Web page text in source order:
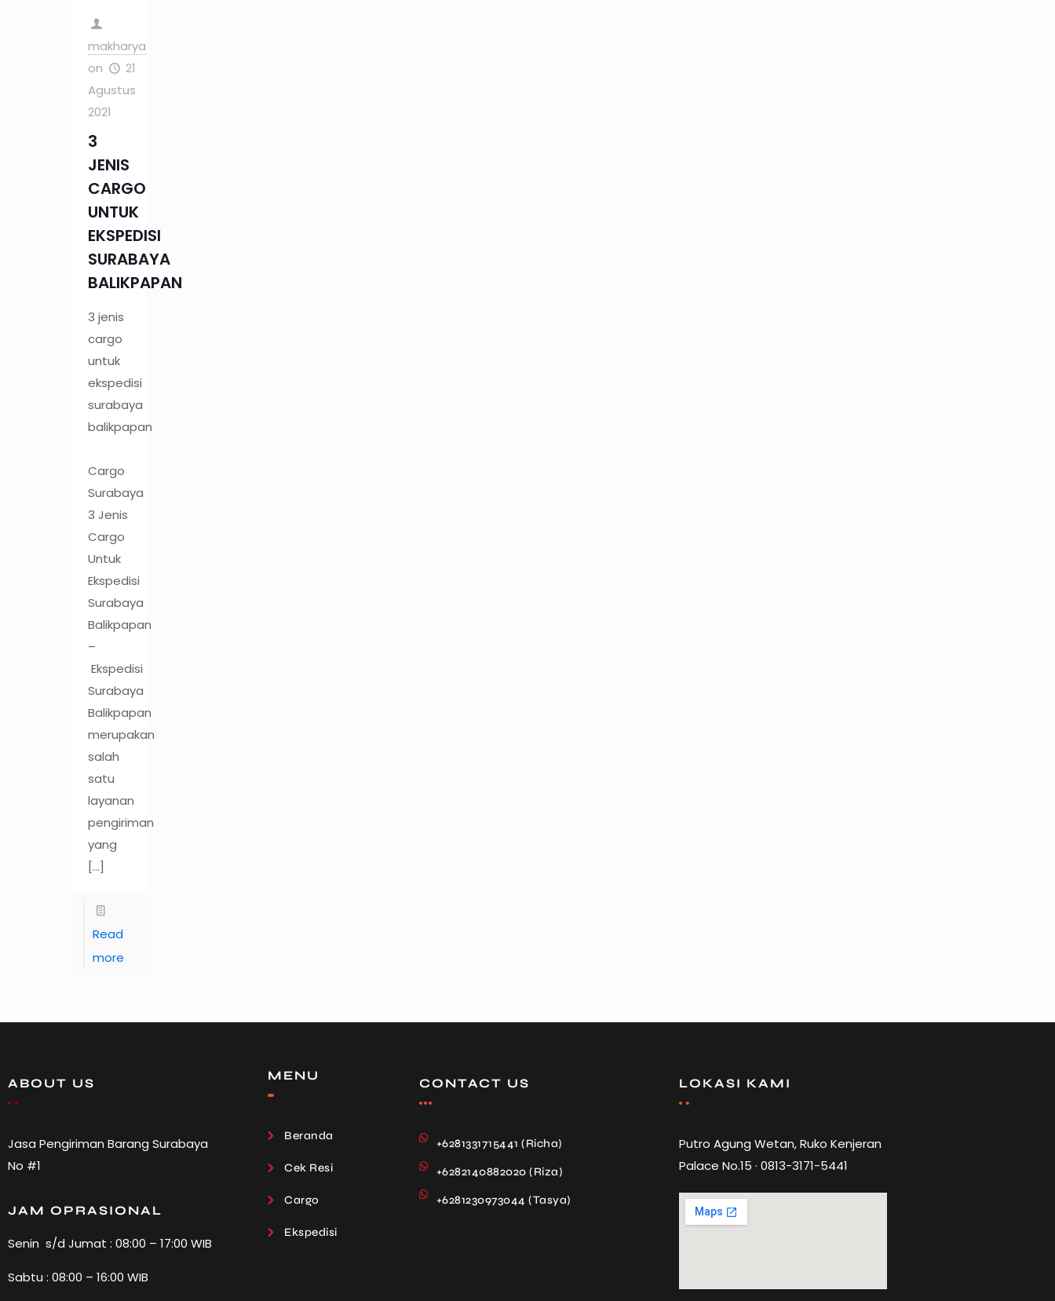
makharya
on
21
Agustus
2021
3
JENIS
CARGO
UNTUK
EKSPEDISI
SURABAYA
BALIKPAPAN
3 jenis
cargo
untuk
ekspedisi
surabaya
balikpapan
Cargo
Surabaya
3 Jenis
Cargo
Untuk
Ekspedisi
Surabaya
Balikpapan
–
Ekspedisi
Surabaya
Balikpapan
merupakan
salah
satu
layanan
pengiriman
yang
[…]
Read
more
ABOUT US
Jasa Pengiriman Barang Surabaya
No #1
JAM OPRASIONAL
Senin s/d Jumat : 08:00 – 17:00 WIB
Sabtu : 08:00 – 16:00 WIB
MENU
Beranda
Cek Resi
Cargo
Ekspedisi
CONTACT US
+6281331715441 (Richa)
+6282140882020 (Riza)
+6281230973044 (Tasya)
LOKASI KAMI
Putro Agung Wetan, Ruko Kenjeran
Palace No.15 · 0813-3171-5441